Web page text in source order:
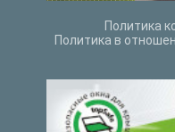
Политика
Политика в